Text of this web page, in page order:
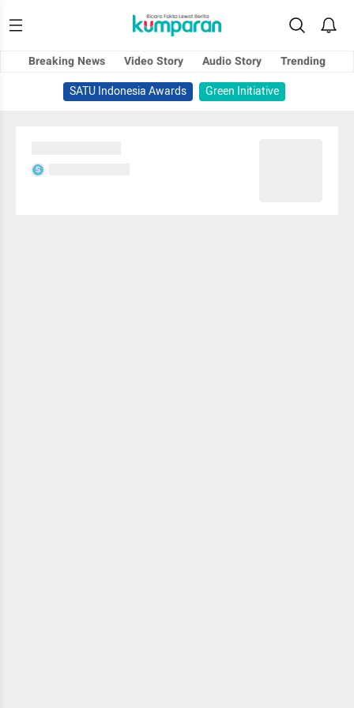
Breaking News Video Story Audio Story
Trending
SATU Indonesia Awards
Green Initiative
S